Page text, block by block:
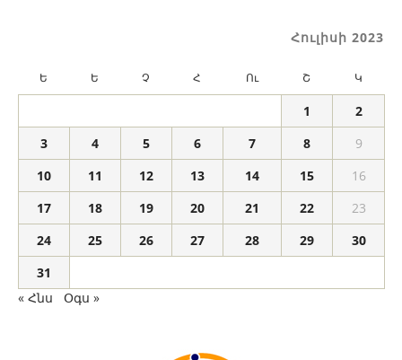
Հուլիսի 2023
Ե Ե Չ Հ Ու Շ Կ
1
2
3
4 5 6 7 8
9
10
11 12 13 14 15
16
17
18 19 20 21 22
23
24
25 26 27 28 29
30
31
« Հնս
Օգս »